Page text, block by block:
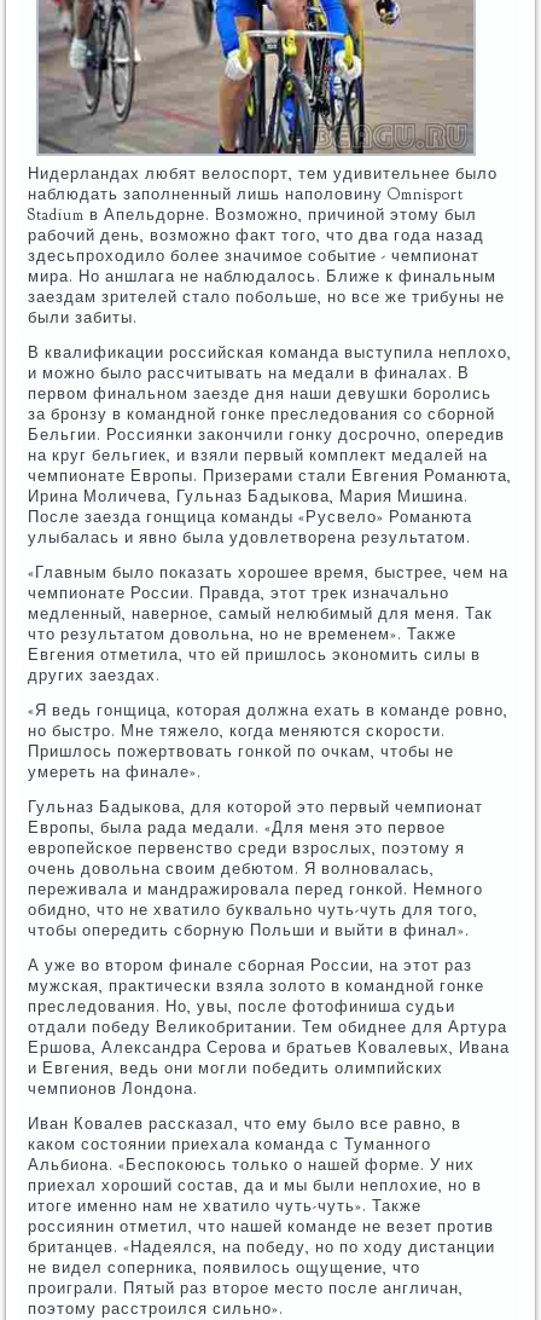
Нидерландах любят велоспорт, тем удивительнее было
наблюдать заполненный лишь наполовину Omnisport
Stadium в Апельдорне. Возможно, причиной этому был
рабочий день, возможно факт того, что два года назад
здесьпроходило более значимое событие - чемпионат
мира. Но аншлага не наблюдалось. Ближе к финальным
заездам зрителей стало побольше, но все же трибуны не
были забиты.
В квалификации российская команда выступила неплохо,
и можно было рассчитывать на медали в финалах. В
первом финальном заезде дня наши девушки боролись
за бронзу в командной гонке преследования со сборной
Бельгии. Россиянки закончили гонку досрочно, опередив
на круг бельгиек, и взяли первый комплект медалей на
чемпионате Европы. Призерами стали Евгения Романюта,
Ирина Моличева, Гульназ Бадыкова, Мария Мишина.
После заезда гонщица команды «Русвело» Романюта
улыбалась и явно была удовлетворена результатом.
«Главным было показать хорошее время, быстрее, чем на
чемпионате России. Правда, этот трек изначально
медленный, наверное, самый нелюбимый для меня. Так
что результатом довольна, но не временем». Также
Евгения отметила, что ей пришлось экономить силы в
других заездах.
«Я ведь гонщица, которая должна ехать в команде ровно,
но быстро. Мне тяжело, когда меняются скорости.
Пришлось пожертвовать гонкой по очкам, чтобы не
умереть на финале».
Гульназ Бадыкова, для которой это первый чемпионат
Европы, была рада медали. «Для меня это первое
европейское первенство среди взрослых, поэтому я
очень довольна своим дебютом. Я волновалась,
переживала и мандражировала перед гонкой. Немного
обидно, что не хватило буквально чуть-чуть для того,
чтобы опередить сборную Польши и выйти в финал».
А уже во втором финале сборная России, на этот раз
мужская, практически взяла золото в командной гонке
преследования. Но, увы, после фотофиниша судьи
отдали победу Великобритании. Тем обиднее для Артура
Ершова, Александра Серова и братьев Ковалевых, Ивана
и Евгения, ведь они могли победить олимпийских
чемпионов Лондона.
Иван Ковалев рассказал, что ему было все равно, в
каком состоянии приехала команда с Туманного
Альбиона. «Беспокоюсь только о нашей форме. У них
приехал хороший состав, да и мы были неплохие, но в
итоге именно нам не хватило чуть-чуть». Также
россиянин отметил, что нашей команде не везет против
британцев. «Надеялся, на победу, но по ходу дистанции
не видел соперника, появилось ощущение, что
проиграли. Пятый раз второе место после англичан,
поэтому расстроился сильно».